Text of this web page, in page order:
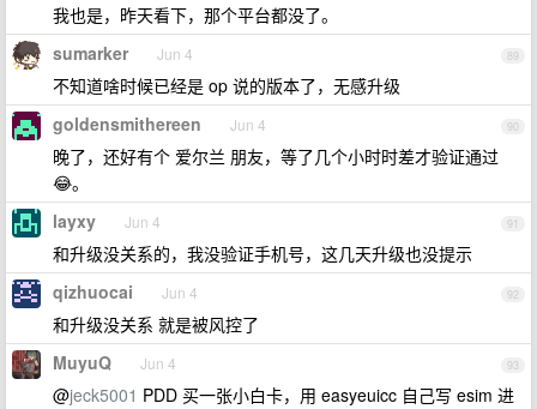
我也是，昨天看下，那个平台都没了。
89
sumarker Jun 4
不知道啥时候已经是 op 说的版本了，无感升级
90
goldensmithereen Jun 4
晚了，还好有个 爱尔兰 朋友，等了几个小时时差才验证通过
😂。
91
layxy Jun 4
和升级没关系的，我没验证手机号，这几天升级也没提示
92
qizhuocai Jun 4
和升级没关系 就是被风控了
93
MuyuQ Jun 4
@jeck5001 PDD 买一张小白卡，用 easyeuicc 自己写 esim 进